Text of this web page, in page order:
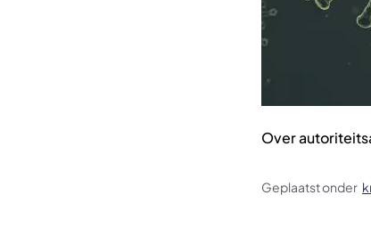
Over
Geplaatst onder